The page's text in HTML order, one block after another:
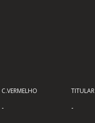
C.VERMELHO TITULAR
- -